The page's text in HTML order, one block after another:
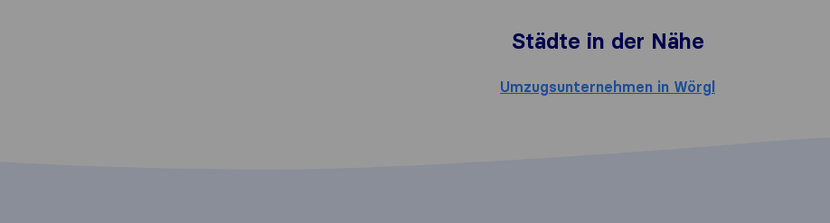
Städte in der Nähe
Umzugsunternehmen in Wörgl